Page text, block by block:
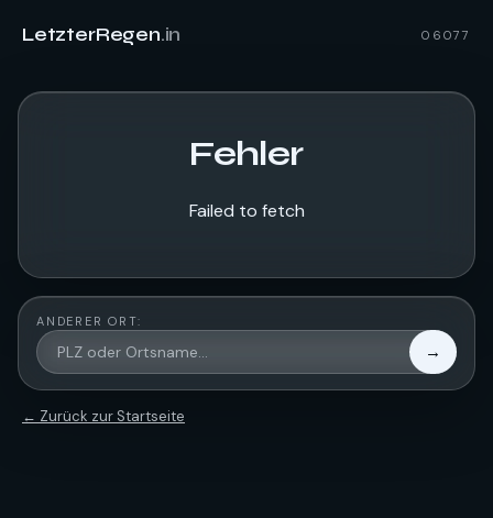
LetzterRegen.in 06077
Fehler
Failed to fetch
ANDERER ORT:
→
← Zurück zur Startseite